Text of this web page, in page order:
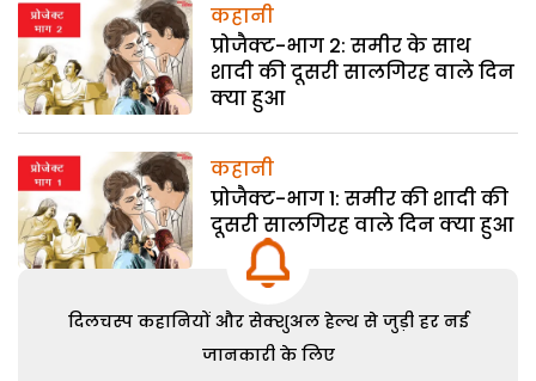
कहानी
प्रोजैक्ट-भाग 2: समीर के साथ
शादी की दूसरी सालगिरह वाले दिन
क्या हुआ
कहानी
प्रोजैक्ट-भाग 1: समीर की शादी की
दूसरी सालगिरह वाले दिन क्या हुआ
दिलचस्प कहानियों और सेक्शुअल हेल्थ से जुड़ी हर नई
जानकारी के लिए